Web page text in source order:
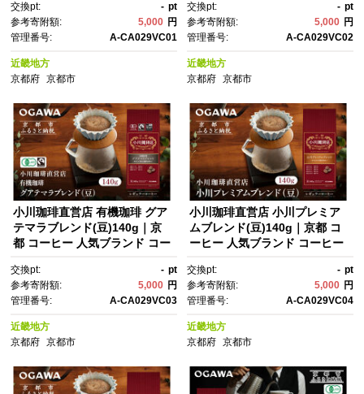
ーヒー 5種類 世界が認める本物
の味わい 贅沢 おすすめ ギフ
ト プレゼント 贈答 お取り寄
せ 通販 送料無料 ふるさと納
税 ］
交換pt: - pt
参考寄附額:
5,000 円
管理番号:
A-CA029VC01
近畿地方
京都府
京都市
ンドコーヒー 5種類 世界が認め
る本物の味わい 贅沢 おすす
め ギフト プレゼント 贈答 お取
り寄せ 通販 送料無料 ふるさと
納税 ］
交換pt: - pt
参考寄附額:
5,000 円
管理番号:
A-CA029VC02
近畿地方
京都府 京都市
小川珈琲直営店 有機珈琲 グア
テマラブレンド(豆)140g｜京
都 コーヒー 人気ブランド コー
ーヒー 5種類 世界が認める本物
の味わい 贅沢 おすすめ ギフ
ト プレゼント 贈答 お取り寄
せ 通販 送料無料 ふるさと納
税 ］
交換pt: - pt
参考寄附額:
5,000 円
管理番号:
A-CA029VC03
近畿地方
京都府
京都市
小川珈琲直営店 小川プレミア
ムブレンド(豆)140g｜京都 コ
ーヒー 人気ブランド コーヒー
ー 5種類 世界が認める本物の味
わい 贅沢 おすすめ ギフト プレ
ゼント 贈答 お取り寄せ 通販 送
料無料 ふるさと納税 ］
交換pt: - pt
参考寄附額:
5,000 円
管理番号:
A-CA029VC04
近畿地方
京都府 京都市